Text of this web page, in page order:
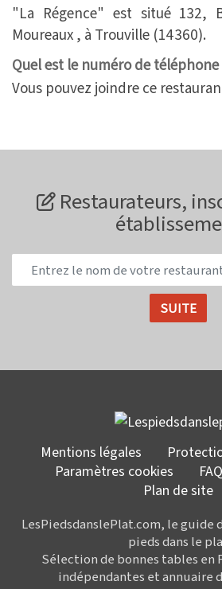
"La Régence" est situé 132,
Moureaux , à Trouville (14360).
Quel est le numéro de
Vous pouvez joindre ce
Restaurateurs,
Mentions légales
Paramètres cookies
FAQ
Plan de site
LesPiedsdanslePlat.com, le guide
pieds dans le
Sélection de bonnes tables en
indépendantes et annuaire